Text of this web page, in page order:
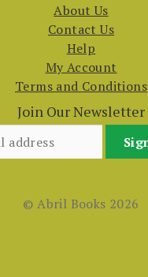
About Us
Contact Us
Help
My Account
Terms and Conditions
Join Our Newsletter
© Abril Books 2026